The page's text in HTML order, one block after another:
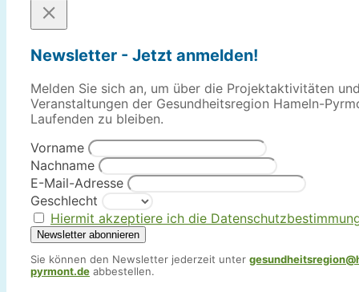
Newsletter - Jetzt anmelden!
Melden Sie sich an, um über die Projektaktivitäten
Veranstaltungen der Gesundheitsregion Hameln-
Laufenden zu bleiben.
Vorname
Nachname
E-Mail-Adresse
Geschlecht
Hiermit akzeptiere ich die
Sie können den Newsletter jederzeit unter
pyrmont.de abbestellen.